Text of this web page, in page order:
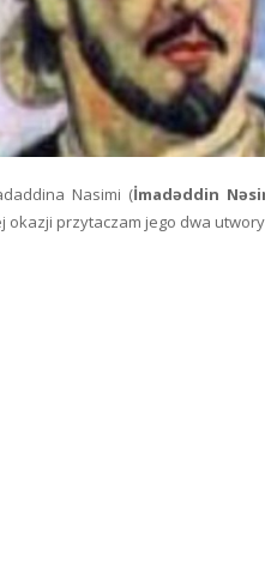
Nasimi (İmadəddin
okazji przytaczam jego dwa